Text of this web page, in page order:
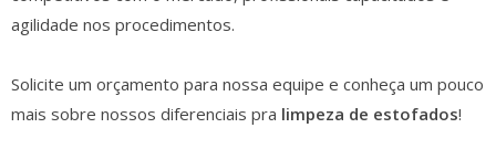
agilidade nos procedimentos.
Solicite um orçamento para nossa equipe e conheça um pouco
mais sobre nossos diferenciais pra limpeza de estofados!